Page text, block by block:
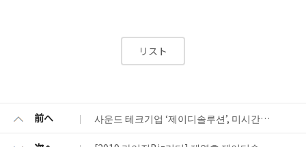
リスト
前へ 사운드 테크기업 ‘제이디솔루션’, 미시간벤처캐피탈로부터 16억원 투자 유치